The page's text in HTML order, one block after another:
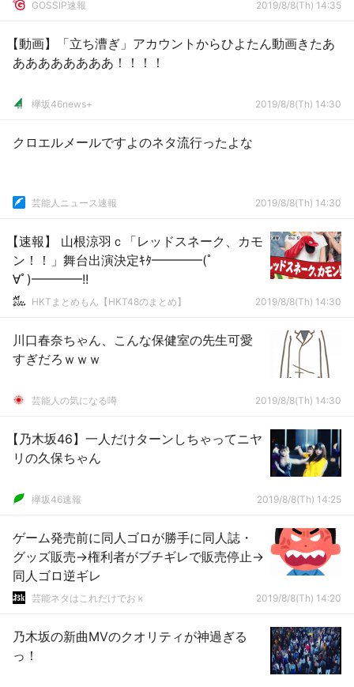
GOSSIP速報 2019/8/8(Th) 14:35
【動画】「立ち漕ぎ」アカウントからひよたん動画きたあ
ああああああああ！！！！
欅坂46news+ 2019/8/8(Th) 14:30
クロエルメールですよのネタ流行ったよな
芸能人ニュース速報 2019/8/8(Th) 14:30
【速報】 山根涼羽ｃ「レッドスネーク、カモ
ン！！」舞台出演決定ｷﾀ━━━━(ﾟ
∀ﾟ)━━━━!!
HKTまとめもん【HKT48のまとめ】 2019/8/8(Th) 14:30
川口春奈ちゃん、こんな保健室の先生可愛
すぎだろｗｗｗ
芸能人の気になる噂 2019/8/8(Th) 14:30
【乃木坂46】一人だけターンしちゃってニヤ
リの久保ちゃん
欅坂46速報 2019/8/8(Th) 14:25
ゲーム発売前に同人ゴロが勝手に同人誌・
グッズ販売→権利者がブチギレで販売停止→
同人ゴロ逆ギレ
芸能ネタはこれだけでおｋ 2019/8/8(Th) 14:20
乃木坂の新曲MVのクオリティが神過ぎる
っ！